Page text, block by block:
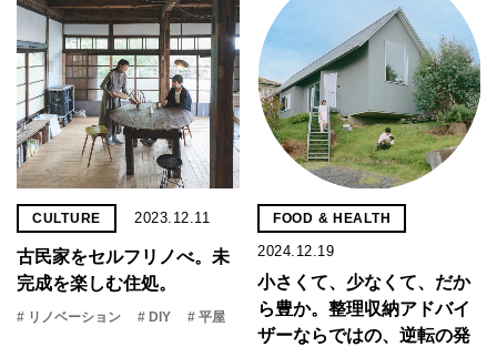
CULTURE 2023.12.11
古民家をセルフリノべ。未
完成を楽しむ住処。
# リノベーション # DIY # 平屋
FOOD & HEALTH
2024.12.19
小さくて、少なくて、だか
ら豊か。整理収納アドバイ
ザーならではの、逆転の発